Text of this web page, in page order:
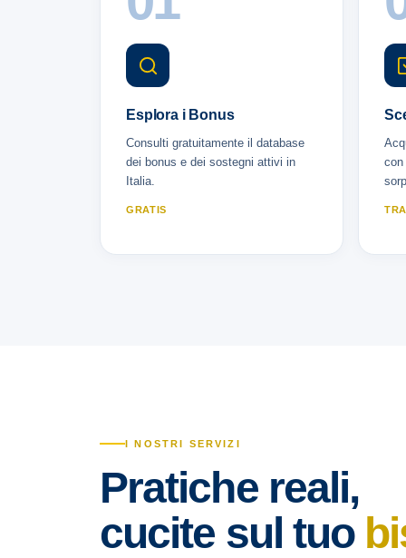
Esplora i Bonus
Consulti gratuitamente il database
dei bonus e dei sostegni attivi in
Italia.
GRATIS
con
I NOSTRI SERVIZI
Pratiche reali,
cucite sul tuo